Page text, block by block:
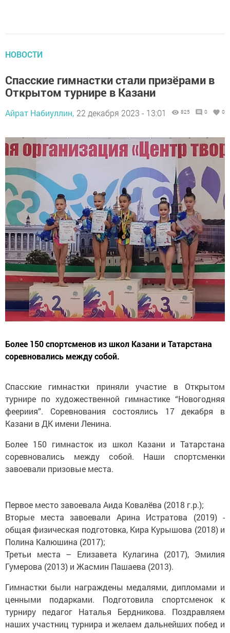
НОВОСТИ
Спасские гимнастки стали призёрами в
Открытом турнире в Казани
Айрат Набиуллин, 22 декабря 2023 - 13:01 825 0 0
Более 150 спортсменов из школ Казани и Татарстана
соревновались между собой.
Спасские гимнастки приняли участие в Открытом
турнире по художественной гимнастике “Новогодняя
феериия”. Соревнования состоялись 17 декабря в
Казани в ДК имени Ленина.
Более 150 гимнасток из школ Казани и Татарстана
соревновались между собой. Наши спортсменки
завоевали призовые места.
Первое место завоевала Аида Ковалёва (2018 г.р.);
Вторые места завоевали Арина Истратова (2019) -
общая физическая подготовка, Кира Курышова (2018) и
Полина Калюшина (2017);
Третьи места – Елизавета Кулагина (2017), Эмилия
Гумерова (2013) и Жасмин Пашаева (2013).
Гимнастки были награждены медалями, дипломами и
ценными подарками. Подготовила спортсменок к
турниру педагог Наталья Бердникова. Поздравляем
наших участниц турнира и желаем дальнейших побед и